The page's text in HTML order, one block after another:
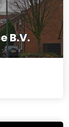
B.V.